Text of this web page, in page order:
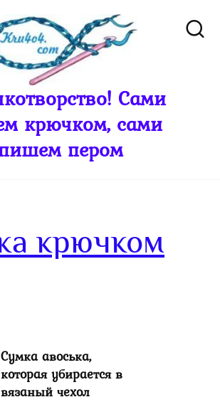
Сами
крючком, сами
пером
крючком
Сумка авоська,
которая убирается в
вязаный чехол